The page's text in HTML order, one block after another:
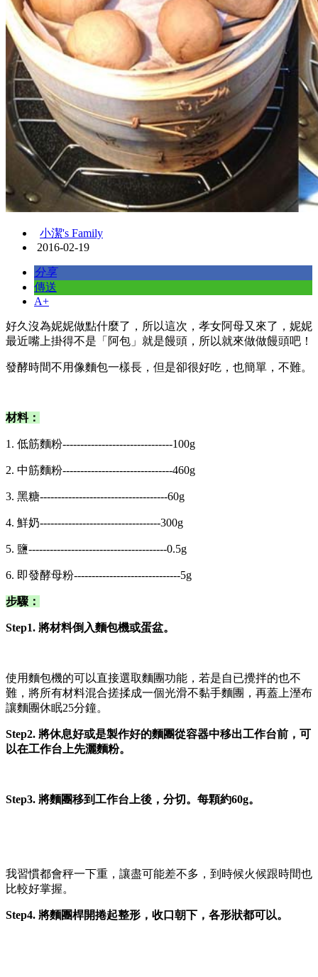
小潔's Family
2016-02-19
分享
傳送
A+
好久沒為妮妮做點什麼了，所以這次，孝女阿母又來了，妮妮
最近嘴上掛得不是「阿包」就是饅頭，所以就來做做饅頭吧！
發酵時間不用像麵包一樣長，但是卻很好吃，也簡單，不難。
材料：
1. 低筋麵粉-------------------------------100g
2. 中筋麵粉-------------------------------460g
3. 黑糖------------------------------------60g
4. 鮮奶----------------------------------300g
5. 鹽---------------------------------------0.5g
6. 即發酵母粉------------------------------5g
步驟：
Step1. 將材料倒入麵包機或蛋盆。
使用麵包機的可以直接選取麵團功能，若是自已攪拌的也不
難，將所有材料混合搓揉成一個光滑不黏手麵團，再蓋上溼布
讓麵團休眠25分鐘。
Step2. 將休息好或是製作好的麵團從容器中移出工作台前，可
以在工作台上先灑麵粉。
Step3. 將麵團移到工作台上後，分切。每顆約60g。
我習慣都會秤一下重，讓盡可能差不多，到時候火候跟時間也
比較好掌握。
Step4. 將麵團桿開捲起整形，收口朝下，各形狀都可以。